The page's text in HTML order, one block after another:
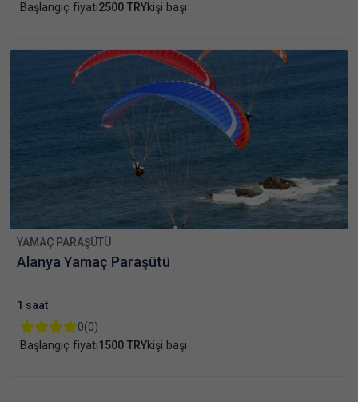
Başlangıç fiyatı2500 TRYkişi başı
YAMAÇ PARAŞÜTÜ
Alanya Yamaç Paraşütü
1 saat
0(0)
Başlangıç fiyatı1500 TRYkişi başı